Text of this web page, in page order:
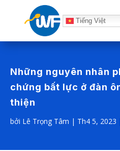
Tiếng Việt
Những nguyên nhân
chứng bất lực ở đàn
thiện
bởi Lê Trọng Tâm | Th4 5, 2023